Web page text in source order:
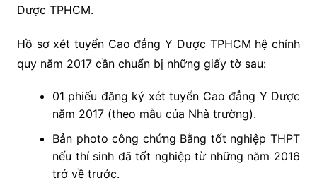
Dược TPHCM.
Hồ sơ xét tuyển Cao đẳng Y Dược TPHCM hệ chính
quy năm 2017 cần chuẩn bị những giấy tờ sau:
01 phiếu đăng ký xét tuyển Cao đẳng Y Dược
năm 2017 (theo mẫu của Nhà trường).
Bản photo công chứng Bằng tốt nghiệp THPT
nếu thí sinh đã tốt nghiệp từ những năm 2016
trở về trước.